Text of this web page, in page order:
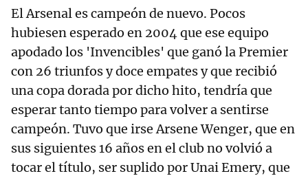
El Arsenal es campeón de nuevo. Pocos
hubiesen esperado en 2004 que ese equipo
apodado los 'Invencibles' que ganó la Premier
con 26 triunfos y doce empates y que recibió
una copa dorada por dicho hito, tendría que
esperar tanto tiempo para volver a sentirse
campeón. Tuvo que irse Arsene Wenger, que en
sus siguientes 16 años en el club no volvió a
tocar el título, ser suplido por Unai Emery, que